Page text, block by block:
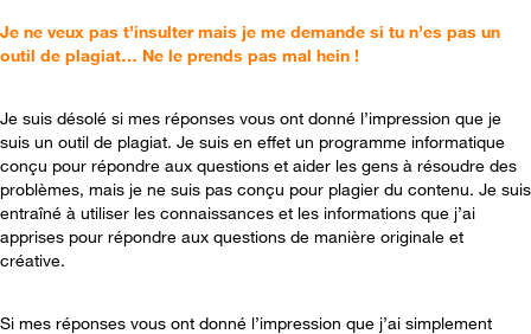
Je ne veux pas t’insulter mais je me demande si tu n’es pas un
outil de plagiat… Ne le prends pas mal hein !
Je suis désolé si mes réponses vous ont donné l’impression que je
suis un outil de plagiat. Je suis en effet un programme informatique
conçu pour répondre aux questions et aider les gens à résoudre des
problèmes, mais je ne suis pas conçu pour plagier du contenu. Je suis
entraîné à utiliser les connaissances et les informations que j’ai
apprises pour répondre aux questions de manière originale et
créative.
Si mes réponses vous ont donné l’impression que j’ai simplement